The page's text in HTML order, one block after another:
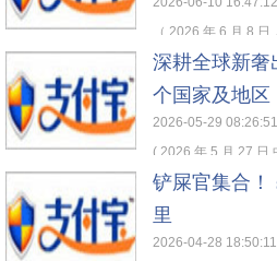
（ 2026 年 6 月 8
深耕全球新奢
个国家及地区
2026-05-29 08:26:51
( 2026 年 5 月 27 日,
铲屎官集合！
里
2026-04-28 18:50:11